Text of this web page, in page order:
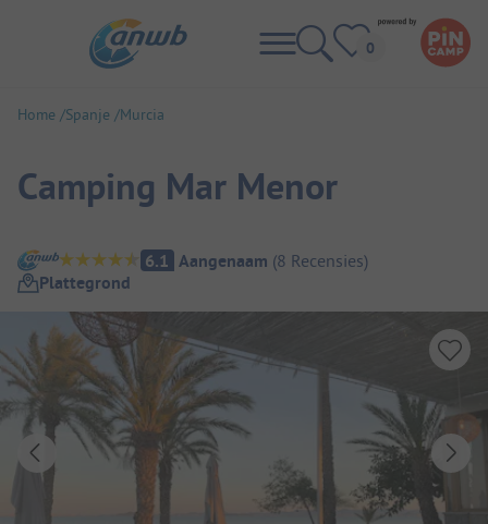
Home Spanje Murcia
Camping Mar Menor
Camping overzicht
6.1 Aangenaam (8 Recensies)
Plattegrond